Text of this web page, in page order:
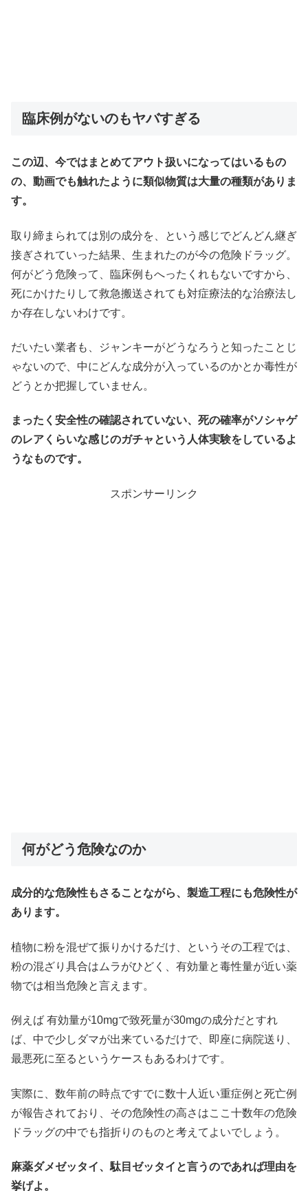
臨床例がないのもヤバすぎる
この辺、今ではまとめてアウト扱いになってはいるもの
の、動画でも触れたように類似物質は大量の種類がありま
す。
取り締まられては別の成分を、という感じでどんどん継ぎ
接ぎされていった結果、生まれたのが今の危険ドラッグ。
何がどう危険って、臨床例もへったくれもないですから、
死にかけたりして救急搬送されても対症療法的な治療法し
か存在しないわけです。
だいたい業者も、ジャンキーがどうなろうと知ったことじ
ゃないので、中にどんな成分が入っているのかとか毒性が
どうとか把握していません。
まったく安全性の確認されていない、死の確率がソシャゲ
のレアくらいな感じのガチャという人体実験をしているよ
うなものです。
スポンサーリンク
何がどう危険なのか
成分的な危険性もさることながら、製造工程にも危険性が
あります。
植物に粉を混ぜて振りかけるだけ、というその工程では、
粉の混ざり具合はムラがひどく、有効量と毒性量が近い薬
物では相当危険と言えます。
例えば 有効量が10mgで致死量が30mgの成分だとすれ
ば、中で少しダマが出来ているだけで、即座に病院送り、
最悪死に至るというケースもあるわけです。
実際に、数年前の時点ですでに数十人近い重症例と死亡例
が報告されており、その危険性の高さはここ十数年の危険
ドラッグの中でも指折りのものと考えてよいでしょう。
麻薬ダメゼッタイ、駄目ゼッタイと言うのであれば理由を
挙げよ。